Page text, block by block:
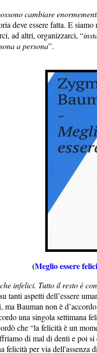
cambiare
deve essere fatta. E
ad altri, organizzarci, “
a persona”.
(Meglio essere felici
infelici. Tutto il resto è
tanti aspetti dell’essere
ma Bauman non è
una singola settimana
che “la felicità è un
di mal di denti e poi
felicità per via dell'assenza